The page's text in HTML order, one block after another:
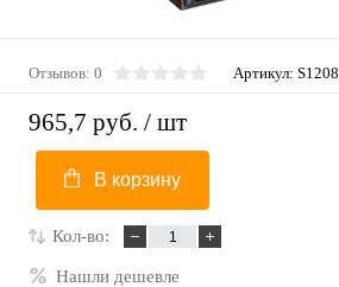
Отзывов: 0 Артикул: S1208
965,7 руб. / шт
В корзину
Кол-во:
Нашли дешевле